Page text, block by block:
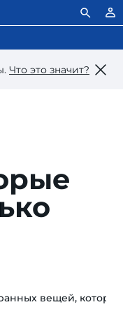
Что это значит?
вещей,